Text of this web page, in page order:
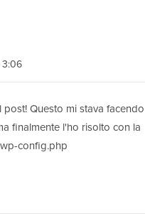
3:06
post! Questo mi stava facendo
finalmente l'ho risolto con la
config.php